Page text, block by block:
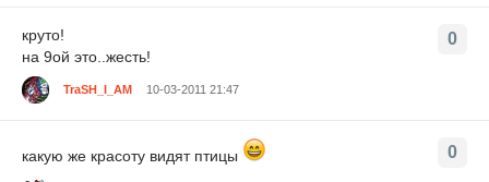
0
круто!
на 9ой это..жесть!
TraSH_I_AM 10-03-2011 21:47
0
какую же красоту видят птицы